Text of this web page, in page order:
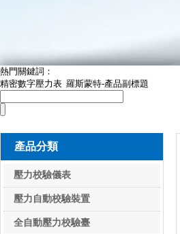
熱門關鍵詞：
精密數字壓力表 羅斯蒙特-產品副標題
產品分類
壓力校驗儀表
壓力校驗儀表
壓力自動校驗裝置
全自動壓力校驗臺